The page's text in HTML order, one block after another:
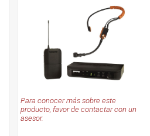
Para conocer más sobre este
producto, favor de contactar con un
asesor.